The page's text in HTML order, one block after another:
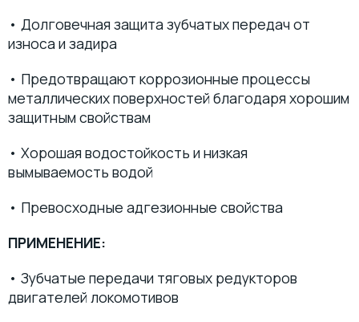
• Долговечная защита зубчатых передач от
износа и задира
• Предотвращают коррозионные процессы
металлических поверхностей благодаря хорошим
защитным свойствам
• Хорошая водостойкость и низкая
вымываемость водой
• Превосходные адгезионные свойства
ПРИМЕНЕНИЕ:
• Зубчатые передачи тяговых редукторов
двигателей локомотивов